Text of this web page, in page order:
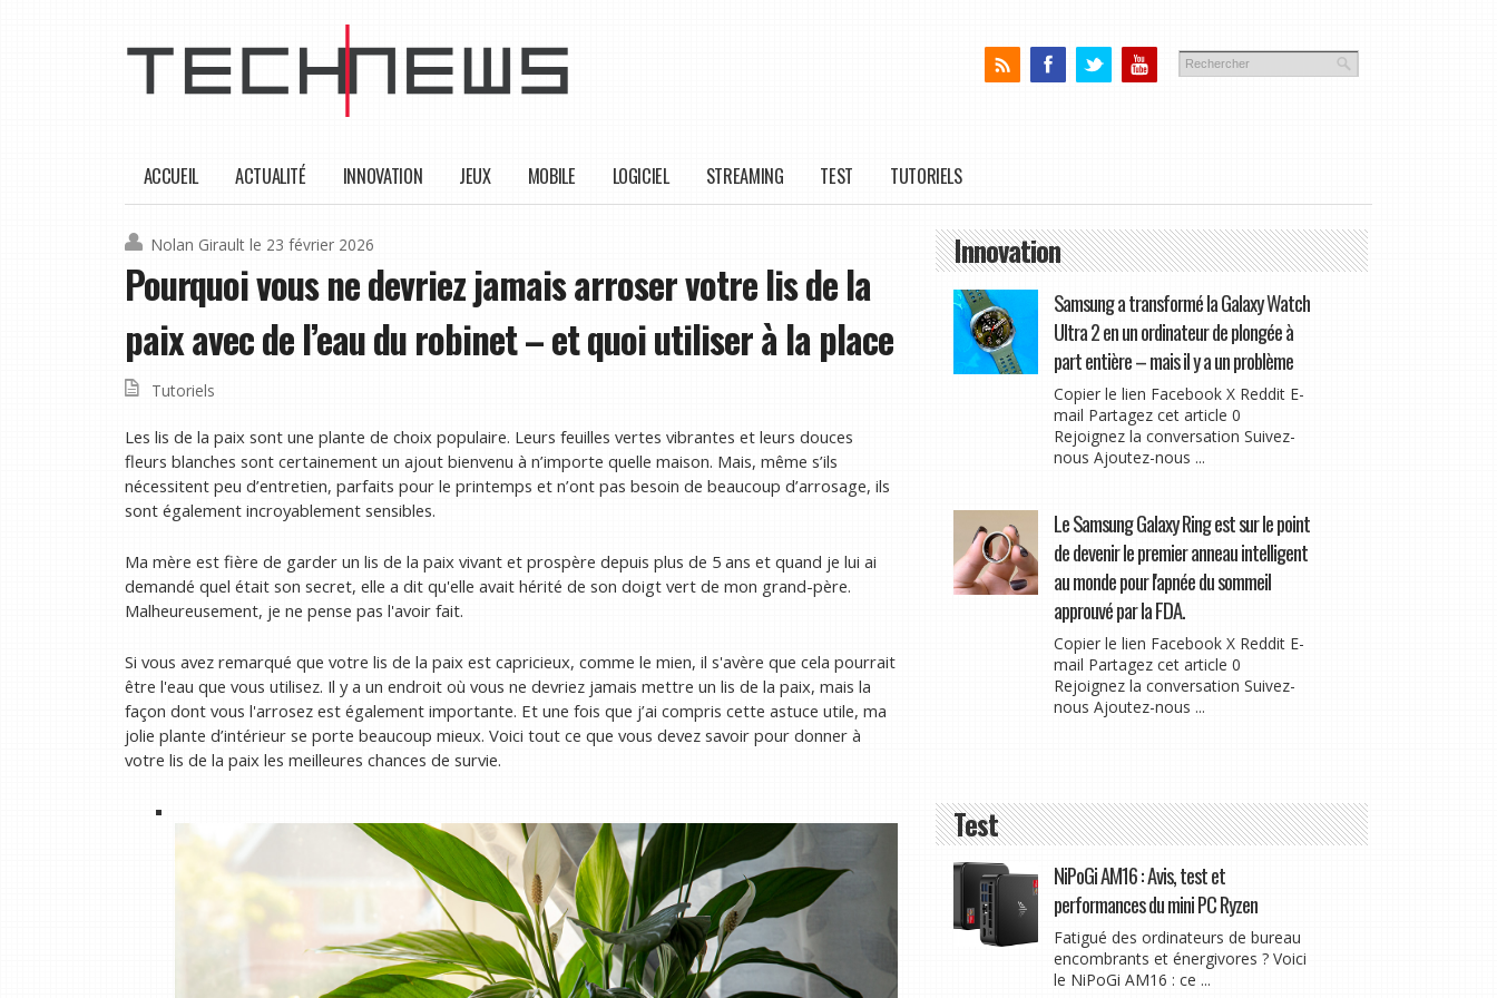
ACCUEIL ACTUALITÉ INNOVATION JEUX MOBILE LOGICIEL STREAMING TEST TUTORIELS
Nolan Girault le 23 février 2026
Pourquoi vous ne devriez jamais arroser votre lis de la
paix avec de l’eau du robinet – et quoi utiliser à la place
Tutoriels
Les lis de la paix sont une plante de choix populaire. Leurs feuilles vertes vibrantes et leurs douces
fleurs blanches sont certainement un ajout bienvenu à n’importe quelle maison. Mais, même s’ils
nécessitent peu d’entretien, parfaits pour le printemps et n’ont pas besoin de beaucoup d’arrosage, ils
sont également incroyablement sensibles.
Ma mère est fière de garder un lis de la paix vivant et prospère depuis plus de 5 ans et quand je lui ai
demandé quel était son secret, elle a dit qu'elle avait hérité de son doigt vert de mon grand-père.
Malheureusement, je ne pense pas l'avoir fait.
Si vous avez remarqué que votre lis de la paix est capricieux, comme le mien, il s'avère que cela pourrait
être l'eau que vous utilisez. Il y a un endroit où vous ne devriez jamais mettre un lis de la paix, mais la
façon dont vous l'arrosez est également importante. Et une fois que j’ai compris cette astuce utile, ma
jolie plante d’intérieur se porte beaucoup mieux. Voici tout ce que vous devez savoir pour donner à
votre lis de la paix les meilleures chances de survie.
Innovation
Samsung a transformé la Galaxy Watch
Ultra 2 en un ordinateur de plongée à
part entière – mais il y a un problème
Copier le lien Facebook X Reddit E-
mail Partagez cet article 0
Rejoignez la conversation Suivez-
nous Ajoutez-nous ...
Le Samsung Galaxy Ring est sur le point
de devenir le premier anneau intelligent
au monde pour l'apnée du sommeil
approuvé par la FDA.
Copier le lien Facebook X Reddit E-
mail Partagez cet article 0
Rejoignez la conversation Suivez-
nous Ajoutez-nous ...
Test
NiPoGi AM16 : Avis, test et
performances du mini PC Ryzen
Fatigué des ordinateurs de bureau
encombrants et énergivores ? Voici
le NiPoGi AM16 : ce ...